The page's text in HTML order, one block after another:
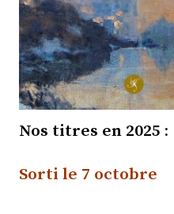
Nos titres en 2025 :
Sorti le 7 octobre